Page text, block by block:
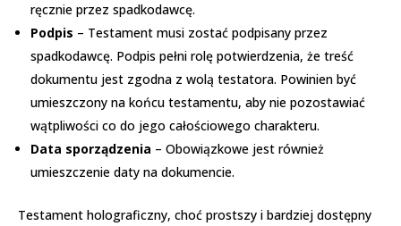
ręcznie przez spadkodawcę.
Podpis – Testament musi zostać podpisany przez
spadkodawcę. Podpis pełni rolę potwierdzenia, że treść
dokumentu jest zgodna z wolą testatora. Powinien być
umieszczony na końcu testamentu, aby nie pozostawiać
wątpliwości co do jego całościowego charakteru.
Data sporządzenia – Obowiązkowe jest również
umieszczenie daty na dokumencie.
Testament holograficzny, choć prostszy i bardziej dostępny